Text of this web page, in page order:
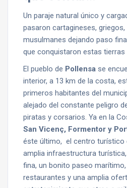
Un paraje natural único y
pasaron cartagineses,
musulmanes dejando paso
que conquistaron estas tierras
El pueblo de Pollensa se
interior, a 13 km de la costa,
primeros habitantes del
alejado del constante peligro
piratas y corsarios. Ya en la
San Vicenç, Formentor y
éste último, el centro turístico
amplia infraestructura
fina, un bonito paseo
restaurantes y una amplia